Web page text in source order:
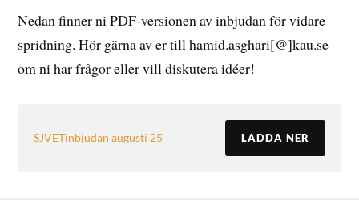
Nedan finner ni PDF-versionen av inbjudan för vidare
spridning. Hör gärna av er till hamid.asghari[@]kau.se
om ni har frågor eller vill diskutera idéer!
SJVETinbjudan augusti 25 LADDA NER